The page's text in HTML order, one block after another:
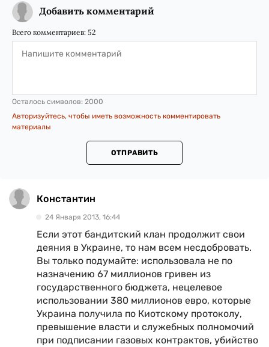
Добавить комментарий
Всего комментариев: 52
Осталось символов: 2000
Авторизуйтесь, чтобы иметь возможность комментировать
материалы
ОТПРАВИТЬ
Константин
24 Января 2013, 16:44
Если этот бандитский клан продолжит свои
деяния в Украине, то нам всем несдобровать.
Вы только подумайте: использовала не по
назначению 67 миллионов гривен из
государственного бюджета, нецелевое
использовании 380 миллионов евро, которые
Украина получила по Киотскому протоколу,
превышение власти и служебных полномочий
при подписании газовых контрактов, убийство